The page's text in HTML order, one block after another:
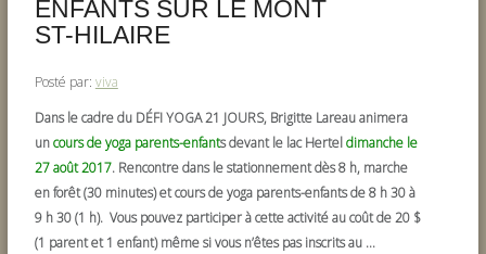
ENFANTS SUR LE MONT
ST-HILAIRE
Posté par: viva
Dans le cadre du DÉFI YOGA 21 JOURS, Brigitte Lareau animera
uncours de yoga parents-enfants devant le lac Herteldimanche le
27 août 2017. Rencontre dans le stationnement dès 8 h, marche
en forêt (30 minutes) et cours de yoga parents-enfants de 8 h 30 à
9 h 30 (1 h). Vous pouvez participer à cette activité au coût de 20 $
(1 parent et 1 enfant) même si vous n’êtes pas inscritsau ...